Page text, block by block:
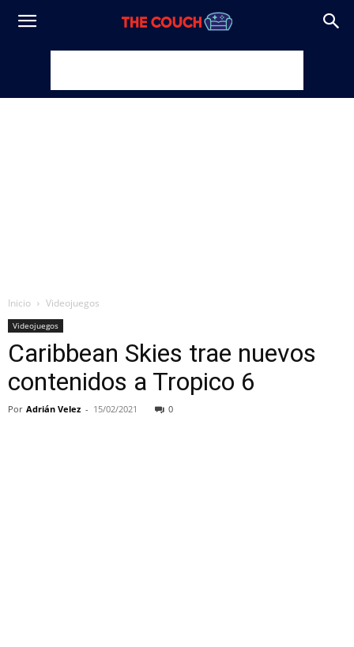
Inicio Videojuegos
Videojuegos
Caribbean Skies trae nuevos
contenidos a Tropico 6
Por Adrián Velez - 15/02/2021 0